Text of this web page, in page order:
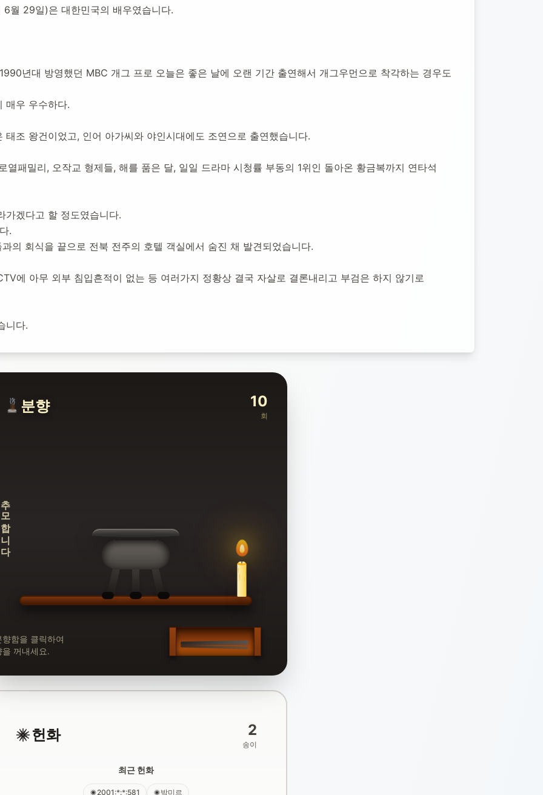
월 29일)은 대한민국의 배우였습니다.
년대 방영했던 MBC 개그 프로 오늘은 좋은 날에 오랜 기간 출연해서 개그우먼으로 착각하는 경우도
매우 우수하다.
조 왕건이었고, 인어 아가씨와 야인시대에도 조연으로 출연했습니다.
패밀리, 오작교 형제들, 해를 품은 달, 일일 드라마 시청률 부동의 1위인 돌아온 황금복까지 연타석
가겠다고 할 정도였습니다.
.
의 회식을 끝으로 전북 전주의 호텔 객실에서 숨진 채 발견되었습니다.
에 아무 외부 침입흔적이 없는 등 여러가지 정황상 결국 자살로 결론내리고 부검은 하지 않기로
니다.
분향 10
회
추모합니다
향함을 클릭하여
을 꺼내세요.
헌화 2
송이
최근 헌화
2001:*:*:581 박미르